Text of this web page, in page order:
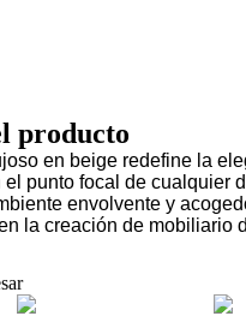
producto
en beige redefine la
punto focal de cualquier
envolvente y
la creación de mobiliario